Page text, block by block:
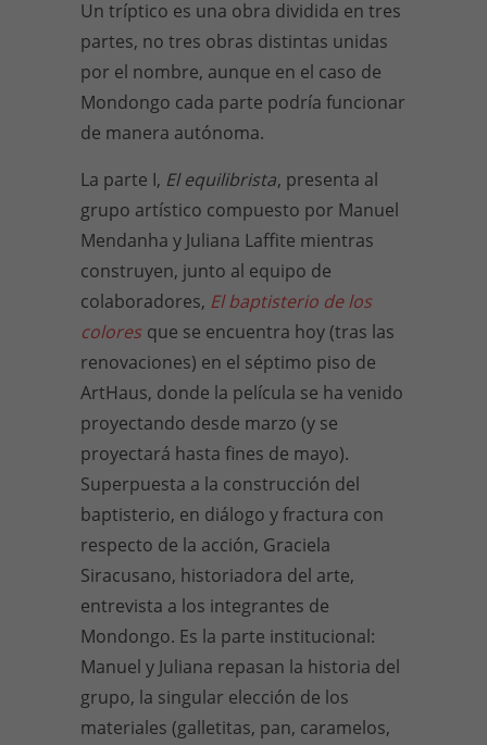
Un tríptico es una obra dividida en tres
partes, no tres obras distintas unidas
por el nombre, aunque en el caso de
Mondongo cada parte podría funcionar
de manera autónoma.
La parte I, El equilibrista, presenta al
grupo artístico compuesto por Manuel
Mendanha y Juliana Laffite mientras
construyen, junto al equipo de
colaboradores, El baptisterio de los
colores que se encuentra hoy (tras las
renovaciones) en el séptimo piso de
ArtHaus, donde la película se ha venido
proyectando desde marzo (y se
proyectará hasta fines de mayo).
Superpuesta a la construcción del
baptisterio, en diálogo y fractura con
respecto de la acción, Graciela
Siracusano, historiadora del arte,
entrevista a los integrantes de
Mondongo. Es la parte institucional:
Manuel y Juliana repasan la historia del
grupo, la singular elección de los
materiales (galletitas, pan, caramelos,